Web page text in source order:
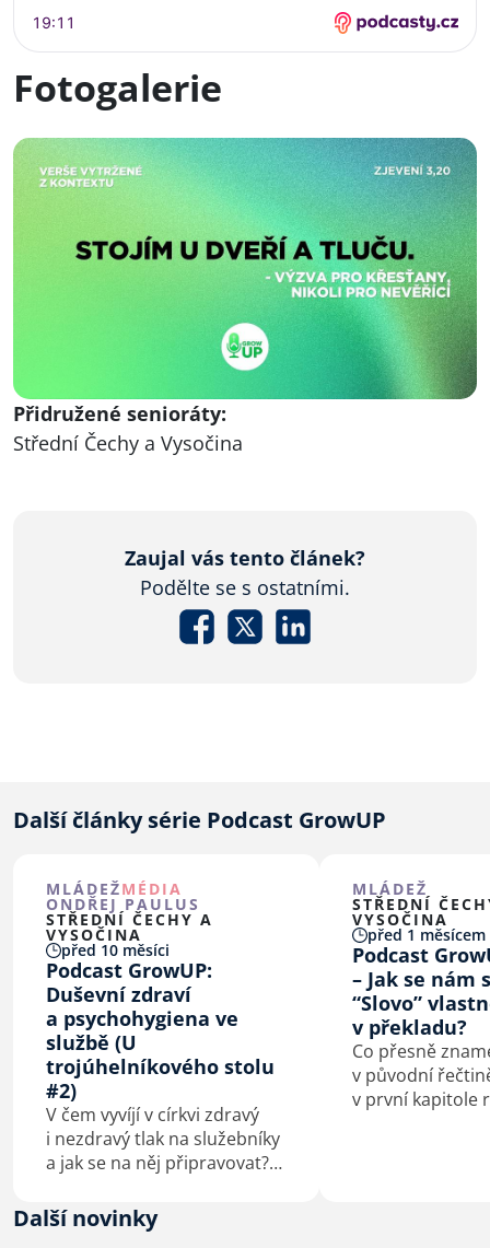
Fotogalerie
Přidružené senioráty:
Střední Čechy a Vysočina
Zaujal vás tento článek?
Podělte se s ostatními.
Další články série Podcast GrowUP
MLÁDEŽMÉDIA
ONDŘEJ PAULUS
STŘEDNÍ ČECHY A
VYSOČINA
před 10 měsíci
Podcast GrowUP:
Duševní zdraví
a psychohygiena ve
službě (U
trojúhelníkového stolu
#2)
V čem vyvíjí v církvi zdravý
i nezdravý tlak na služebníky
a jak se na něj připravovat?
o svou psychohygienu? A kdy
stojí za to mluvit
MLÁDEŽ
STŘEDNÍ
VYSOČINA
před 1 měsícem
Podcast
– Jak se nám
“Slovo”
v překladu?
Co přesně
v původní
v první kapitole
Další novinky